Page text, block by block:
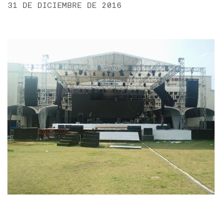
31 DE DICIEMBRE DE 2016